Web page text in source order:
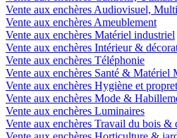
Vente aux enchères Audiovisuel,
Vente aux enchères Ameublement
Vente aux enchères Matériel industriel
Vente aux enchères Intérieur &
Vente aux enchères Téléphonie
Vente aux enchères Santé & Matériel
Vente aux enchères Hygiène et
Vente aux enchères Mode &
Vente aux enchères Luminaires
Vente aux enchères Travail du bois &